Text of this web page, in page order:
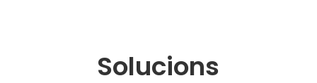
Solucions